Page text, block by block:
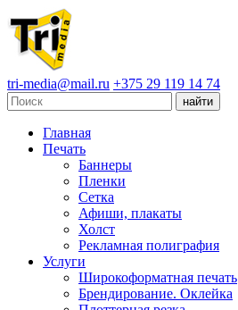
tri-media@mail.ru +375 29 119 14 74
Главная
Печать
Баннеры
Пленки
Сетка
Афиши, плакаты
Холст
Рекламная полиграфия
Услуги
Широкоформатная печать
Брендирование. Оклейка